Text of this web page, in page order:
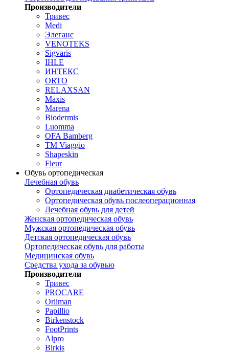
Производители
Тривес
Medi
Элеганс
VENOTEKS
Sigvaris
IHLE
ИНТЕКС
ORTO
RELAXSAN
Maxis
Marena
Biodermis
Luomma
OFA Bamberg
TM Viaggio
Shapeskin
Fleur
Обувь ортопедическая
Лечебная обувь
Ортопедическая диабетическая обувь
Ортопедическая обувь послеоперационная
Лечебная обувь для детей
Женская ортопедическая обувь
Мужская ортопедическая обувь
Детская ортопедическая обувь
Ортопедическая обувь для работы
Медицинская обувь
Средства ухода за обувью
Производители
Тривес
PROCARE
Orliman
Papillio
Birkenstock
FootPrints
Alpro
Birkis